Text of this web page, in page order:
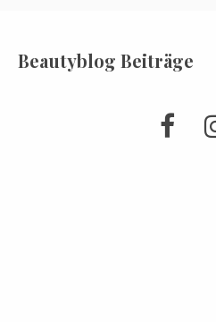
Beautyblog Beiträge